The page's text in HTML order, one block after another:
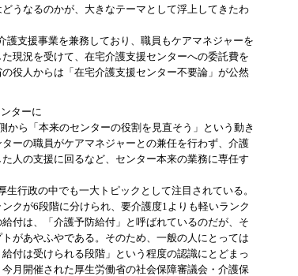
うなるのかが、大きなテーマとして浮上してきたわ
支援事業を兼務しており、職員もケアマネジャーを
現況を受けて、在宅介護支援センターへの委託費を
役人からは「在宅介護支援センター不要論」が公然
ターに
から「本来のセンターの役割を見直そう」という動き
ーの職員がケアマネジャーとの兼任を行わず、介護
人の支援に回るなど、センター本来の業務に専任す
行政の中でも一大トピックとして注目されている。
クが6段階に分けられ、要介護度1よりも軽いランク
付は、「介護予防給付」と呼ばれているのだが、そ
があやふやである。そのため、一般の人にとっては
付は受けられる段階」という程度の認識にとどまっ
月開催された厚生労働省の社会保障審議会・介護保